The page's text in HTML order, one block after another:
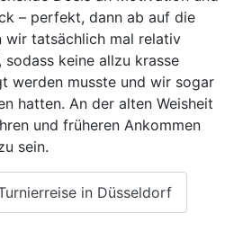
– perfekt, dann ab auf die
wir tatsächlich mal relativ
keine allzu krasse
werden musste und wir sogar
hatten. An der alten Weisheit
und früheren Ankommen
sein.
in Düsseldorf